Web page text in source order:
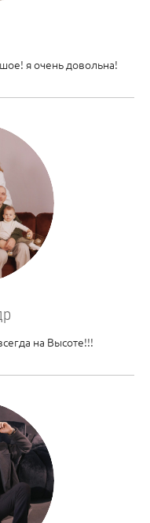
я очень довольна!
на Высоте!!!